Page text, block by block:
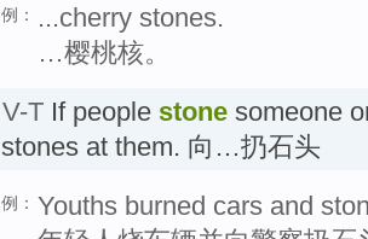
例：
...cherry stones.
…樱桃核。
V-T If people stone someone
stones at them. 向…扔石头
例： Youths burned cars and